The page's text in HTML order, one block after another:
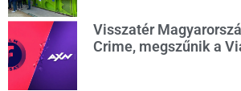
Visszatér
Crime, megszűnik a